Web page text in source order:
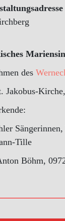
des
Jakobus-
Tille
Böhm,